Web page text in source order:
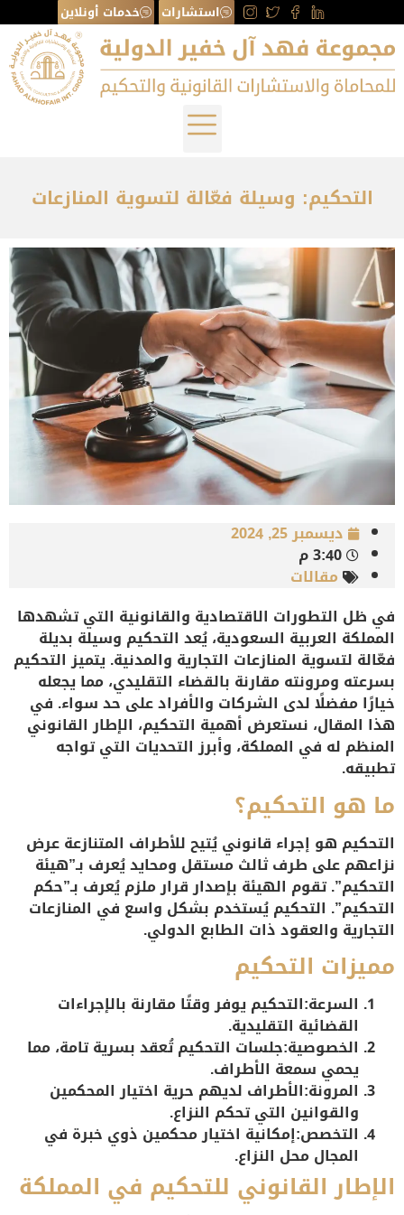
استشارات خدمات أونلاين
التحكيم: وسيلة فعّالة لتسوية المنازعات
ديسمبر 25, 2024
3:40 م
مقالات
في ظل التطورات الاقتصادية والقانونية التي تشهدها
المملكة العربية السعودية، يُعد التحكيم وسيلة بديلة
فعّالة لتسوية المنازعات التجارية والمدنية. يتميز التحكيم
بسرعته ومرونته مقارنة بالقضاء التقليدي، مما يجعله
خيارًا مفضلًا لدى الشركات والأفراد على حد سواء. في
هذا المقال، نستعرض أهمية التحكيم، الإطار القانوني
المنظم له في المملكة، وأبرز التحديات التي تواجه
تطبيقه.
ما هو التحكيم؟
التحكيم هو إجراء قانوني يُتيح للأطراف المتنازعة عرض
نزاعهم على طرف ثالث مستقل ومحايد يُعرف بـ”هيئة
التحكيم”. تقوم الهيئة بإصدار قرار ملزم يُعرف بـ”حكم
التحكيم”. التحكيم يُستخدم بشكل واسع في المنازعات
التجارية والعقود ذات الطابع الدولي.
مميزات التحكيم
السرعة:التحكيم يوفر وقتًا مقارنة بالإجراءات
القضائية التقليدية.
الخصوصية:جلسات التحكيم تُعقد بسرية تامة، مما
يحمي سمعة الأطراف.
المرونة:الأطراف لديهم حرية اختيار المحكمين
والقوانين التي تحكم النزاع.
التخصص:إمكانية اختيار محكمين ذوي خبرة في
المجال محل النزاع.
الإطار القانوني للتحكيم في المملكة